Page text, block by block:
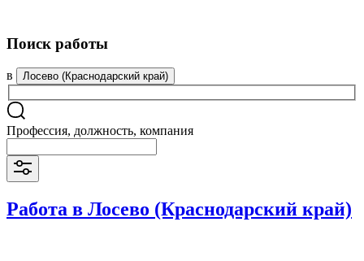
Поиск работы
в Лосево (Краснодарский край)
Профессия, должность, компания
Работа в Лосево (Краснодарский край)